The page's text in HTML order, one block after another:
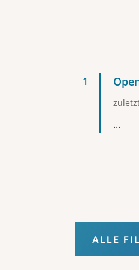
...
ALLE